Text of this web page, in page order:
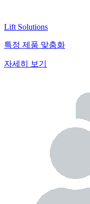
Lift Solutions
특정 제품 맞춤화
자세히 보기